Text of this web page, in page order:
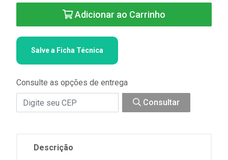
Adicionar ao Carrinho
Salve a Ficha Técnica
Consulte as opções de entrega
Consultar
Descrição